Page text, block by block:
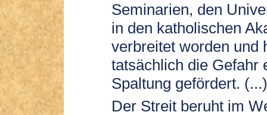
Seminarien, den
in den katholischen
verbreitet worden und
tatsächlich die Gefahr
Spaltung gefördert. (...)
Der Streit beruht im